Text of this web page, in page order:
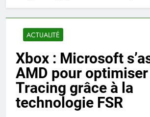
ACTUALITÉ
Xbox : Microsoft
AMD pour optimiser
Tracing grâce à la
technologie FSR